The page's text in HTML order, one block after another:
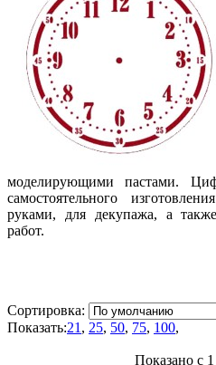
моделирующими пастами.
самостоятельного
руками, для декупажа, а
работ.
Сортировка:
Показать:21, 25, 50, 75, 100,
Показано с